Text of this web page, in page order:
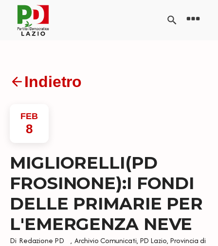
Indietro
FEB
8
MIGLIORELLI(PD
FROSINONE):I FONDI
DELLE PRIMARIE PER
L'EMERGENZA NEVE
Di Redazione PD
, Archivio Comunicati, PD Lazio, Provincia di